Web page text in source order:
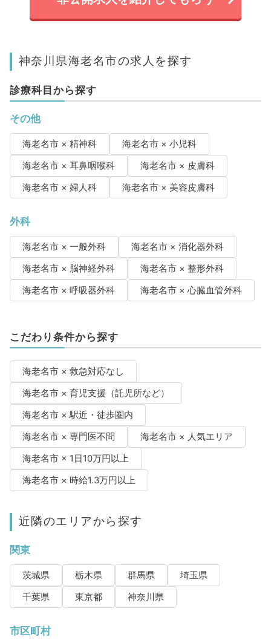
神奈川県海老名市の求人を探す
診療科目から探す
その他
海老名市 × 精神科
海老名市 × 小児科
海老名市 × 耳鼻咽喉科
海老名市 × 皮膚科
海老名市 × 婦人科
海老名市 × 美容皮膚科
外科
海老名市 × 一般外科
海老名市 × 消化器外科
海老名市 × 脳神経外科
海老名市 × 整形外科
海老名市 × 呼吸器外科
海老名市 × 心臓血管外科
こだわり条件から探す
海老名市 × 救急対応なし
海老名市 × 育児支援（託児所など）
海老名市 × 駅近・徒歩圏内
海老名市 × 専門医不問
海老名市 × 人気エリア
海老名市 × 1日10万円以上
海老名市 × 時給1.3万円以上
近隣のエリアから探す
関東
茨城県 栃木県 群馬県
埼玉県
千葉県
東京都 神奈川県
市区町村